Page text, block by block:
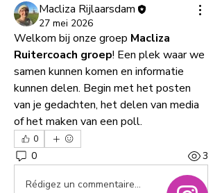
Macliza Rijlaarsdam
27 mei 2026
Welkom bij onze groep Macliza
Ruitercoach groep! Een plek waar we
samen kunnen komen en informatie
kunnen delen. Begin met het posten
van je gedachten, het delen van media
of het maken van een poll.
0
0 3
Rédigez un commentaire...